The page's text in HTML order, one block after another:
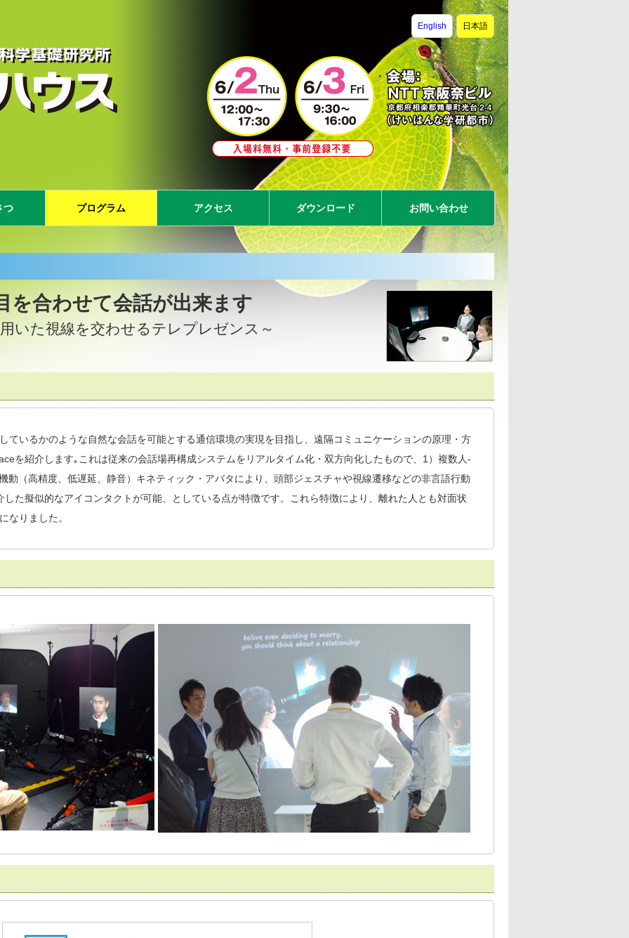
日本語
English
つ プログラム
スケジュール
アクセス ダウンロード お問い合わせ
を合わせて会話が出来ます
いた視線を交わせるテレプレゼンス～
ているかのような自然な会話を可能とする通信環境の実現を目指し、遠隔コミュニケーションの原理・方
を紹介します｡これは従来の会話場再構成システムをリアルタイム化・双方向化したもので、1）複数人-
動（高精度、低遅延、静音）キネティック・アバタにより、頭部ジェスチャや視線遷移などの非言語行動
た擬似的なアイコンタクトが可能、としている点が特徴です。これら特徴により、離れた人とも対面状
なりました。